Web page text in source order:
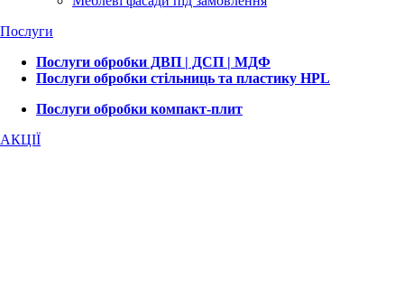
Послуги
Послуги обробки ДВП | ДСП | МДФ
Послуги обробки стільниць та пластику HPL
Послуги обробки компакт-плит
АКЦІЇ